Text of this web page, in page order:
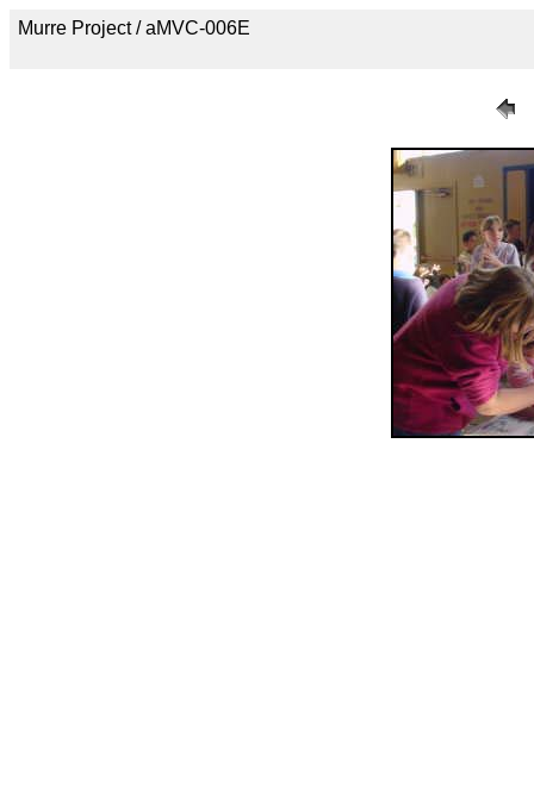
Murre Project / aMVC-006E